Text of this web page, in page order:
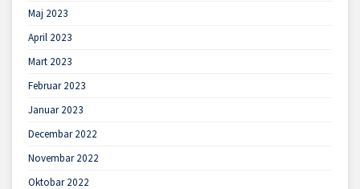
Maj 2023
April 2023
Mart 2023
Februar 2023
Januar 2023
Decembar 2022
Novembar 2022
Oktobar 2022